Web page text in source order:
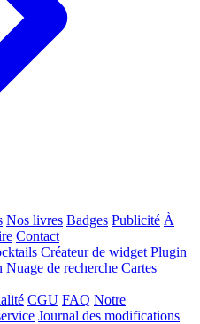
Nos livres Badges Publicité À
Contact
Créateur de widget Plugin
Nuage de recherche Cartes
CGU FAQ Notre
Journal des modifications